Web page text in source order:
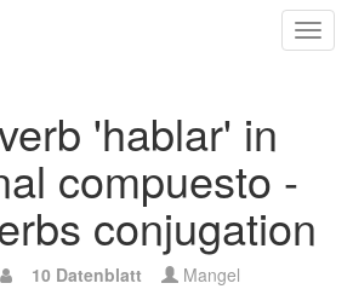
'hablar' in
compuesto -
conjugation
10 Datenblatt Mangel